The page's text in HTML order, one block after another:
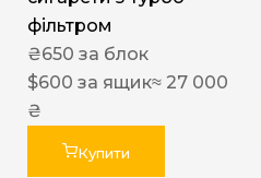
фільтром
₴650 за блок
$600 за ящик≈ 27 000
₴
Купити